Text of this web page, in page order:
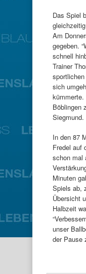
Das Spiel
Am
gegeben.
schnell
Trainer
sich
kümmerte.
Böblingen
Siegmund.
In den 87
Fredel auf
schon mal
Minuten
Spiels ab,
Übersicht
Halbzeit
unser
der Pause